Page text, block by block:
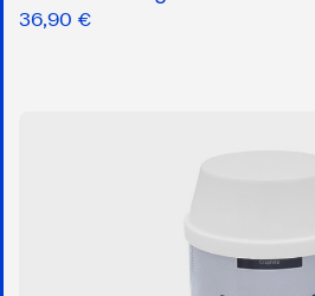
36,90 €